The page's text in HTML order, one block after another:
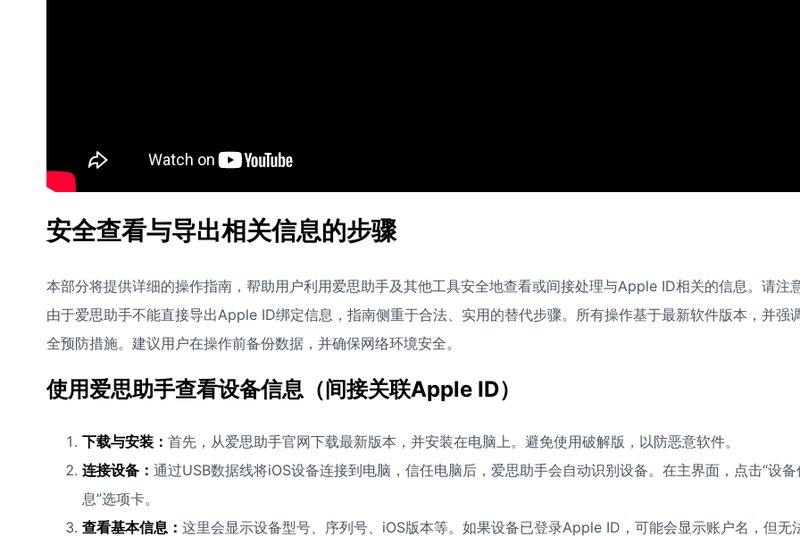
安全查看与导出相关信息的步骤
本部分将提供详细的操作指南，帮助用户利用爱思助手及其他工具安全地查看或间接处理与Apple ID相关的信息。请注
由于爱思助手不能直接导出Apple ID绑定信息，指南侧重于合法、实用的替代步骤。所有操作基于最新软件版本，并强
全预防措施。建议用户在操作前备份数据，并确保网络环境安全。
使用爱思助手查看设备信息（间接关联Apple ID）
下载与安装： 首先，从爱思助手官网下载最新版本，并安装在电脑上。避免使用破解版，以防恶意软件。
连接设备： 通过USB数据线将iOS设备连接到电脑，信任电脑后，爱思助手会自动识别设备。在主界面，点击“设备
息”选项卡。
查看基本信息： 这里会显示设备型号、序列号、iOS版本等。如果设备已登录Apple ID，可能会显示账户名，但无